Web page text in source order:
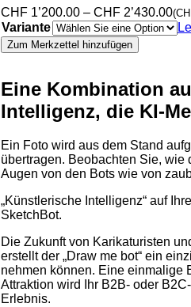
CHF 1’200.00 – CHF 2’430.00
bis
(
Variante
Sketch
Bot
der
Zeichenroboter
Menge
Zum Merkzettel hinzufügen
Eine Kombination
Intelligenz, die KI-
Ein Foto wird aus dem Stand
übertragen. Beobachten Sie, wie
Augen von den Bots wie von
„Künstlerische Intelligenz“ auf
SketchBot.
Die Zukunft von Karikaturisten
erstellt der „Draw me bot“ ein
nehmen können. Eine einmalige
Attraktion wird Ihr B2B- oder
Erlebnis.